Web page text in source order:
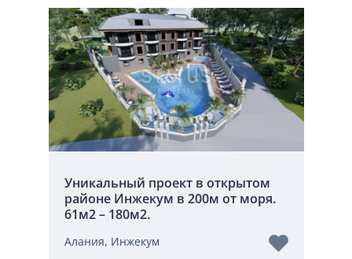
Уникальный проект в открытом
районе Инжекум в 200м от моря.
61м2 – 180м2.
Алания, Инжекум